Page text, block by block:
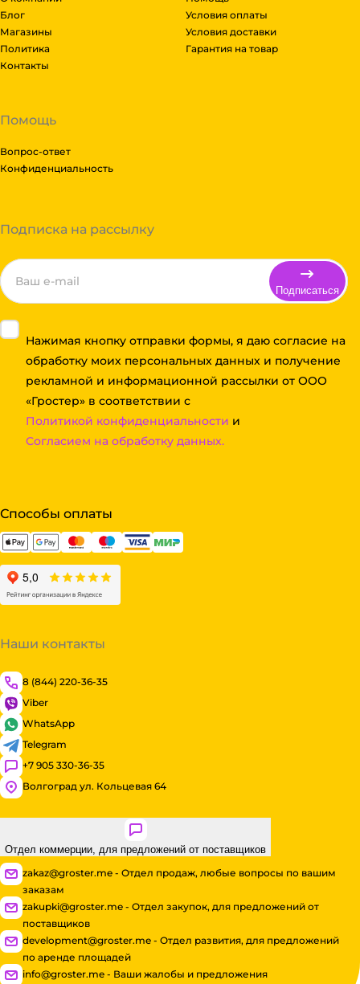
Блог
Магазины
Политика
Контакты
Условия оплаты
Условия доставки
Гарантия на товар
Помощь
Вопрос-ответ
Конфиденциальность
Подписка на рассылку
Подписаться
Нажимая кнопку отправки формы, я даю согласие на
обработку моих персональных данных и получение
рекламной и информационной рассылки от ООО
«Гростер» в соответствии с
Политикой конфиденциальности и
Согласием на обработку данных.
Способы оплаты
Наши контакты
8 (844) 220-36-35
Viber
WhatsApp
Telegram
+7 905 330-36-35
Волгоград ул. Кольцевая 64
Отдел коммерции, для предложений от поставщиков
zakaz@groster.me - Отдел продаж, любые вопросы по вашим
заказам
zakupki@groster.me - Отдел закупок, для предложений от
поставщиков
development@groster.me - Отдел развития, для предложений
по аренде площадей
info@groster.me - Ваши жалобы и предложения